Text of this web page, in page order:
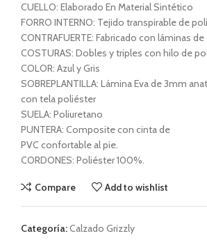
CUELLO: Elaborado En Material Sintético
FORRO INTERNO: Tejido transpirable de
CONTRAFUERTE: Fabricado con láminas
COSTURAS: Dobles y triples con hilo de
COLOR: Azul y Gris
SOBREPLANTILLA: Lámina Eva de 3mm
con tela poliéster
SUELA: Poliuretano
PUNTERA: Composite con cinta de
PVC confortable al pie.
CORDONES: Poliéster 100%.
Compare Add to wishlist
Categoría:Calzado Grizzly